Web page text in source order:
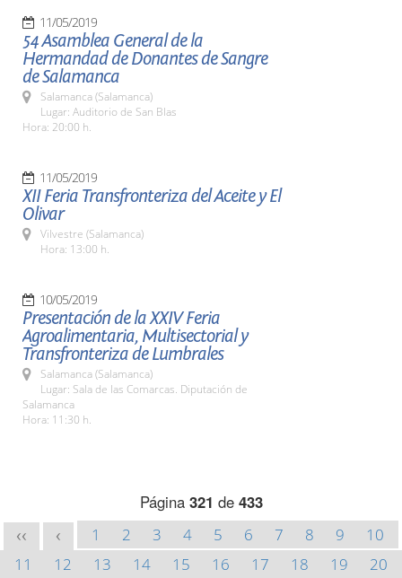
11/05/2019
54 Asamblea General de la
Hermandad de Donantes de Sangre
de Salamanca
Salamanca (Salamanca)
Lugar: Auditorio de San Blas
Hora: 20:00 h.
11/05/2019
XII Feria Transfronteriza del Aceite y El
Olivar
Vilvestre (Salamanca)
Hora: 13:00 h.
10/05/2019
Presentación de la XXIV Feria
Agroalimentaria, Multisectorial y
Transfronteriza de Lumbrales
Salamanca (Salamanca)
Lugar: Sala de las Comarcas. Diputación de
Salamanca
Hora: 11:30 h.
Página 321 de 433
<< < 1 2 3 4 5 6 7 8 9
10
11
12 13 14 15 16 17 18 19
20